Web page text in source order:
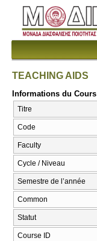
TEACHING AIDS
Informations du Cours
Titre
Code
Faculty
Cycle / Niveau
Semestre de l’année
Common
Statut
Course ID